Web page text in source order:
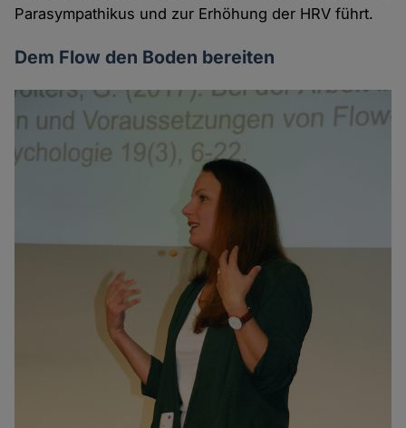
Parasympathikus und zur Erhöhung der HRV führt.
Dem Flow den Boden bereiten